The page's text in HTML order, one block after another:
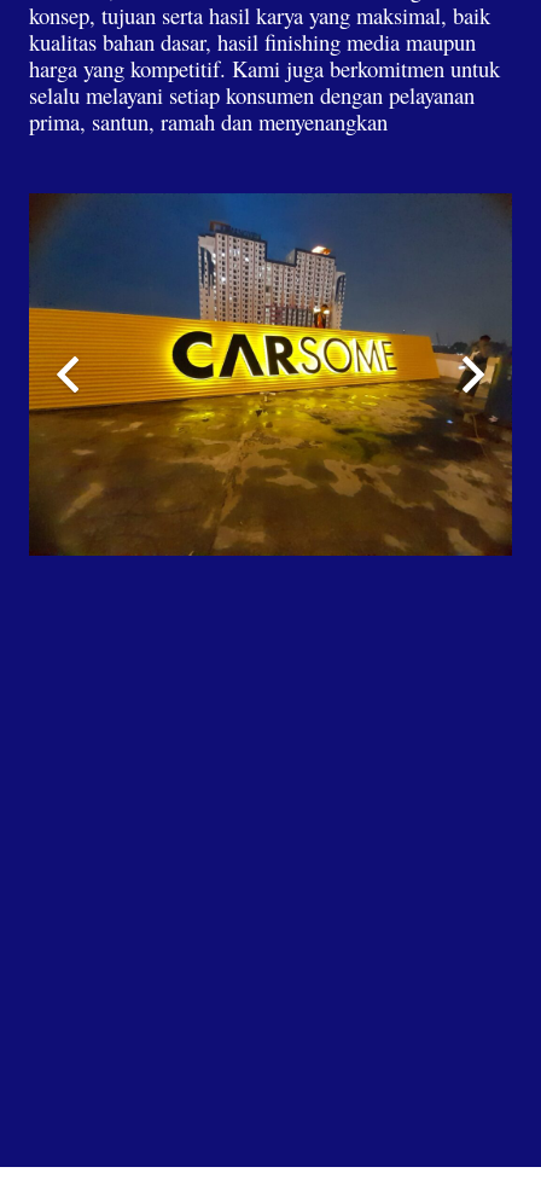
konsep, tujuan serta hasil karya yang maksimal, baik
kualitas bahan dasar, hasil finishing media maupun
harga yang kompetitif. Kami juga berkomitmen untuk
selalu melayani setiap konsumen dengan pelayanan
prima, santun, ramah dan menyenangkan